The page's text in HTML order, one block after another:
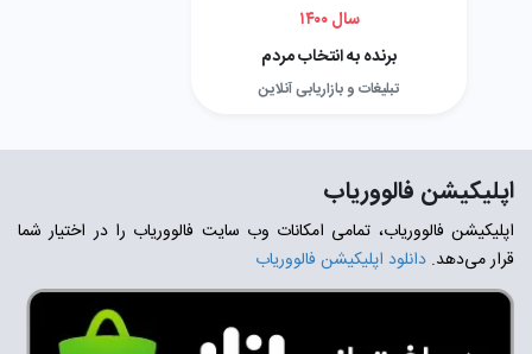
سال ۱۴۰۰
برنده به انتخاب مردم
تبلیغات و بازاریابی آنلاین
اپلیکیشن فالووریاب
اپلیکیشن فالووریاب، تمامی امکانات وب سایت فالووریاب را در اختیار شما
قرار می‌دهد. دانلود اپلیکیشن فالووریاب